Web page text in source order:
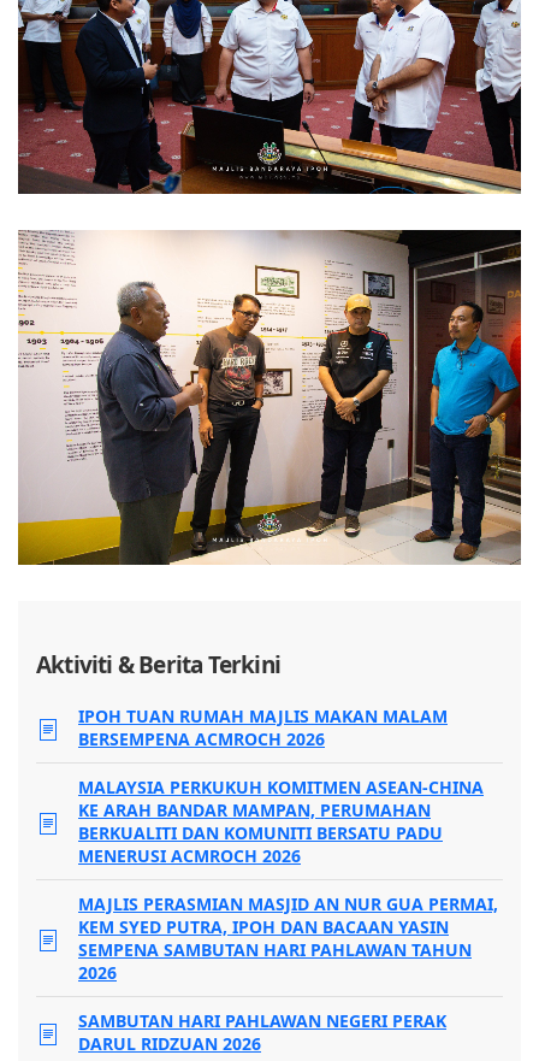
Aktiviti & Berita Terkini
IPOH TUAN RUMAH MAJLIS MAKAN MALAM
BERSEMPENA ACMROCH 2026
MALAYSIA PERKUKUH KOMITMEN ASEAN-CHINA
KE ARAH BANDAR MAMPAN, PERUMAHAN
BERKUALITI DAN KOMUNITI BERSATU PADU
MENERUSI ACMROCH 2026
MAJLIS PERASMIAN MASJID AN NUR GUA PERMAI,
KEM SYED PUTRA, IPOH DAN BACAAN YASIN
SEMPENA SAMBUTAN HARI PAHLAWAN TAHUN
2026
SAMBUTAN HARI PAHLAWAN NEGERI PERAK
DARUL RIDZUAN 2026